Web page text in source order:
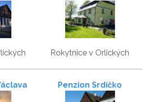
Rokytnice v Orlických
horách
Penzion Srdíčko